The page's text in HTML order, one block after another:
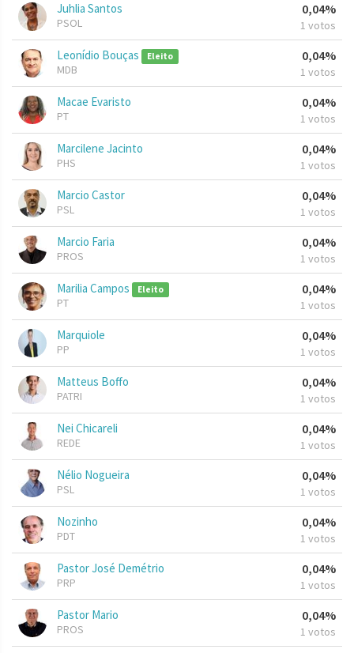
Juhlia Santos
PSOL
0,04%
1 votos
Leonídio Bouças Eleito
MDB
0,04%
1 votos
Macae Evaristo
PT
0,04%
1 votos
Marcilene Jacinto
PHS
0,04%
1 votos
Marcio Castor
PSL
0,04%
1 votos
Marcio Faria
PROS
0,04%
1 votos
Marilia Campos Eleito
PT
0,04%
1 votos
Marquiole
PP
0,04%
1 votos
Matteus Boffo
PATRI
0,04%
1 votos
Nei Chicareli
REDE
0,04%
1 votos
Nélio Nogueira
PSL
0,04%
1 votos
Nozinho
PDT
0,04%
1 votos
Pastor José Demétrio
PRP
0,04%
1 votos
Pastor Mario
PROS
0,04%
1 votos